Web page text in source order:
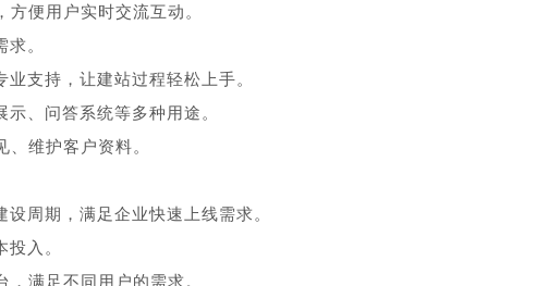
便用户实时交流互动。
。
支持，让建站过程轻松上手。
、问答系统等多种用途。
维护客户资料。
周期，满足企业快速上线需求。
入。
满足不同用户的需求。